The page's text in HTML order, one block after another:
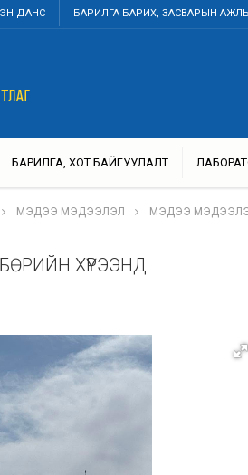
ДАНС БАРИЛГА БАРИХ, ЗАСВАРЫН
БАРИЛГА, ХОТ БАЙГУУЛАЛТ
МЭДЭЭ МЭДЭЭЛЭЛ МЭДЭЭ
ХҮРЭЭНД